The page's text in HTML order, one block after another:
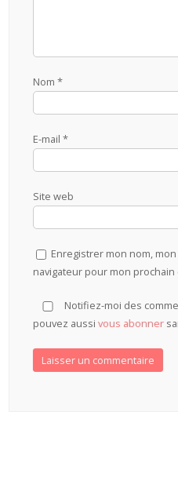
Nom*
E-mail*
Site web
Enregistrer mon nom,
navigateur pour mon prochain
Notifiez-moi des
pouvez aussivous abonner